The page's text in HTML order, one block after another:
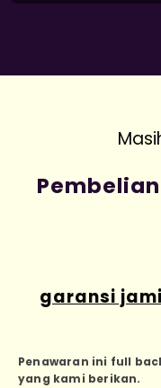
garansi
Penawaran ini full
yang kami berikan.